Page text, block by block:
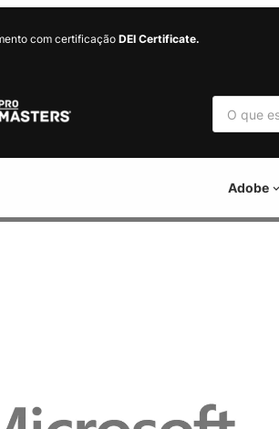
com certificação DEI Certificate.
P
s
u
r
Adobe